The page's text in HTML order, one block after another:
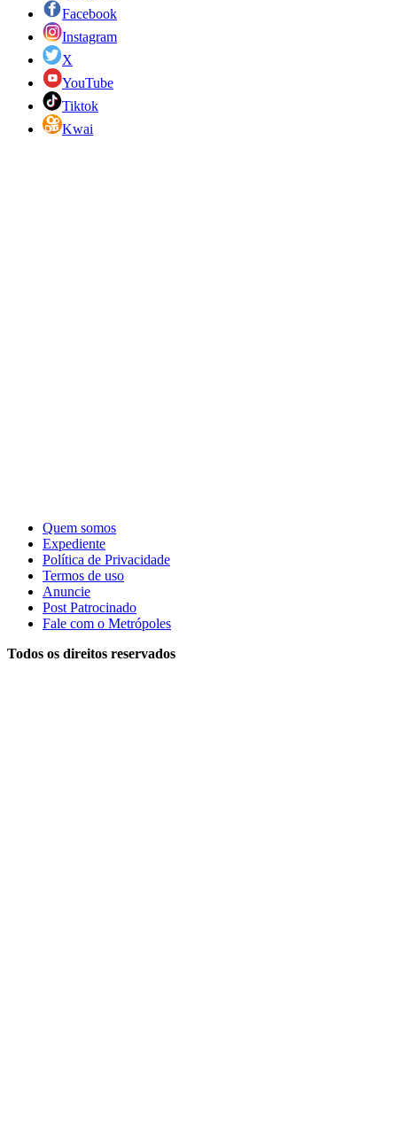
Facebook
Instagram
X
YouTube
Tiktok
Kwai
Quem somos
Expediente
Política de Privacidade
Termos de uso
Anuncie
Post Patrocinado
Fale com o Metrópoles
Todos os direitos reservados